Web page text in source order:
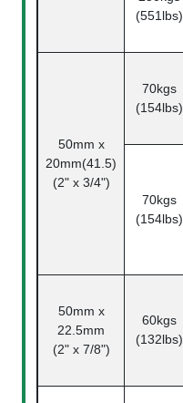
(551lbs)
50mm x
20mm(41.5)
(2" x 3/4")
70kgs
(154lbs)
70kgs
(154lbs)
50mm x
22.5mm
(2" x 7/8")
60kgs
(132lbs)